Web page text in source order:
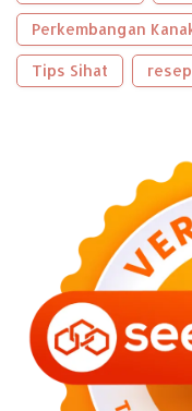
►December 2023(2)
►October 2023 (2)
►September 2023(5)
►August 2023(9)
(6)
February 2023
(6)
January 2023 (13)
2022
December 2022 (6)
September 2022
►
August 2022(11)
►
July 2022 (7)
►June 2022
April 2022 (4)
Perkembangan
Tips Sihat